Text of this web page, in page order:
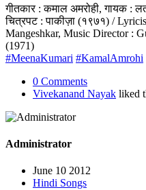
गीतकार : कमाल अमरोही, गायक :
चित्रपट : पाकीज़ा (१९७१) /
Mangeshkar, Music Director :
(1971)
#MeenaKumari #KamalAmrohi
0 Comments
Vivekanand Nayak liked
Administrator
June 10 2012
Hindi Songs